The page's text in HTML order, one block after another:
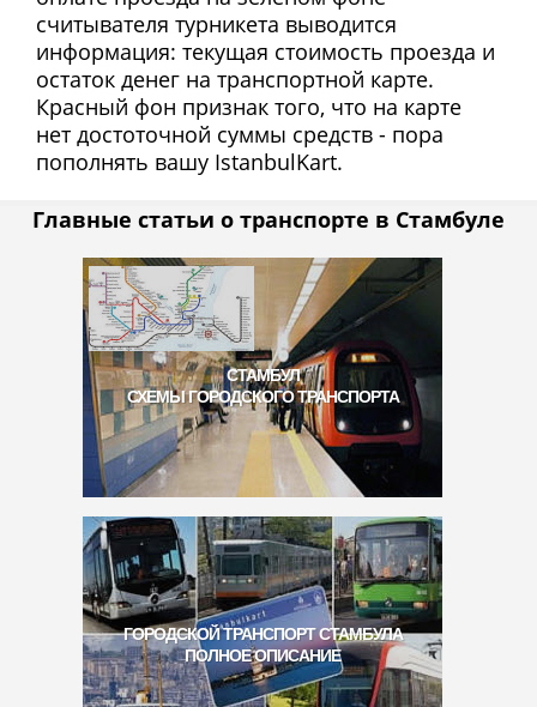
считывателя турникета выводится
информация: текущая стоимость проезда и
остаток денег на транспортной карте.
Красный фон признак того, что на карте
нет достоточной суммы средств - пора
пополнять вашу IstanbulKart.
Главные статьи о транспорте в Стамбуле
СТАМБУЛ
СХЕМЫ ГОРОДСКОГО ТРАНСПОРТА
ГОРОДСКОЙ ТРАНСПОРТ СТАМБУЛА
ПОЛНОЕ ОПИСАНИЕ